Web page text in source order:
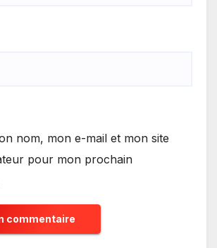
nom, mon e-mail et mon site
pour mon prochain